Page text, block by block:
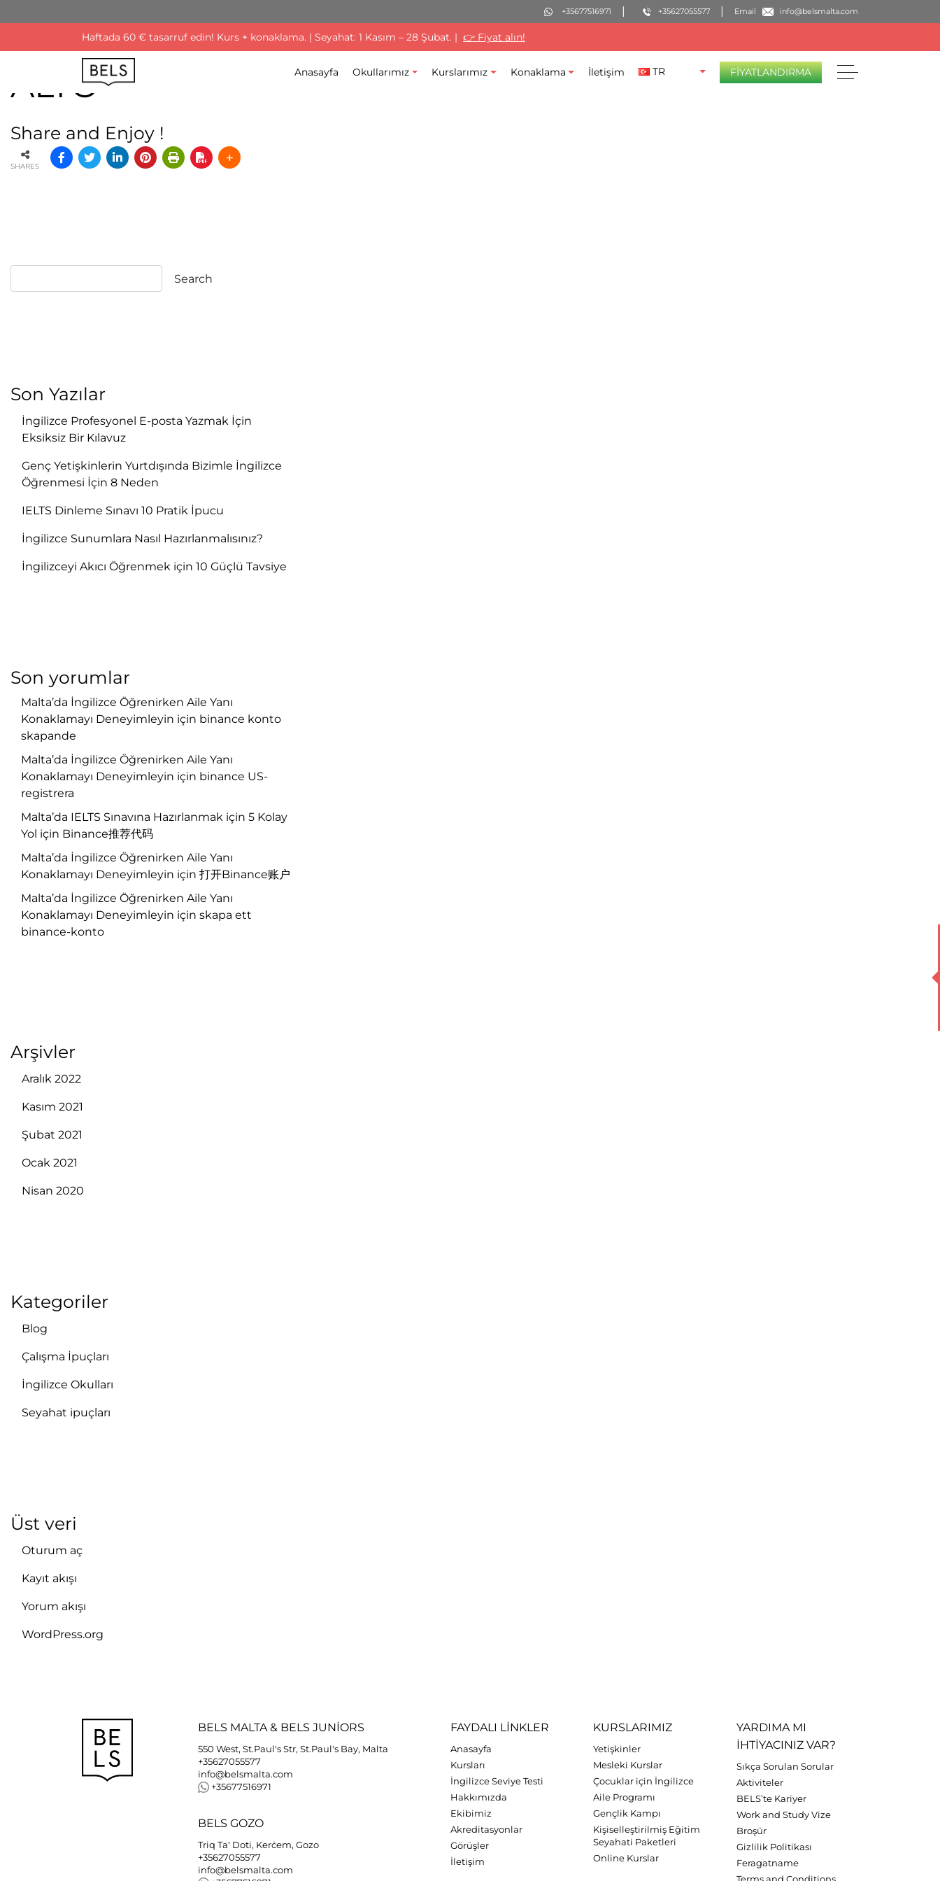
+35677516971 +35627055577 Email info@belsmalta.com
Haftada 60 € tasarruf edin! Kurs + konaklama. | Seyahat: 1 Kasım – 28 Şubat. | 👉 Fiyat alın!
Anasayfa Okullarımız Kurslarımız Konaklama İletişim TR FIYATLANDIRMA
ALTO
Share and Enjoy !
SHARES
Son Yazılar
İngilizce Profesyonel E-posta Yazmak İçin
Eksiksiz Bir Kılavuz
Genç Yetişkinlerin Yurtdışında Bizimle İngilizce
Öğrenmesi İçin 8 Neden
IELTS Dinleme Sınavı 10 Pratik İpucu
İngilizce Sunumlara Nasıl Hazırlanmalısınız?
İngilizceyi Akıcı Öğrenmek için 10 Güçlü Tavsiye
Son yorumlar
Malta’da İngilizce Öğrenirken Aile Yanı
Konaklamayı Deneyimleyin için binance konto
skapande
Malta’da İngilizce Öğrenirken Aile Yanı
Konaklamayı Deneyimleyin için binance US-
registrera
Malta’da IELTS Sınavına Hazırlanmak için 5 Kolay
Yol için Binance推荐代码
Malta’da İngilizce Öğrenirken Aile Yanı
Konaklamayı Deneyimleyin için 打开Binance账户
Malta’da İngilizce Öğrenirken Aile Yanı
Konaklamayı Deneyimleyin için skapa ett
binance-konto
Arşivler
Aralık 2022
Kasım 2021
Şubat 2021
Ocak 2021
Nisan 2020
Kategoriler
Blog
Çalışma İpuçları
İngilizce Okulları
Seyahat ipuçları
Üst veri
Oturum aç
Kayıt akışı
Yorum akışı
WordPress.org
BELS MALTA& BELS JUNIORS
550 West, St.Paul's Str, St.Paul's Bay, Malta
+35627055577
info@belsmalta.com
+35677516971
BELS GOZO
Triq Ta' Doti, Kerċem, Gozo
+35627055577
info@belsmalta.com
FAYDALI LINKLER
Anasayfa
Kursları
İngilizce Seviye Testi
Hakkımızda
Ekibimiz
Akreditasyonlar
Görüşler
İletişim
KURSLARIMIZ
Yetişkinler
Mesleki Kurslar
Çocuklar için İngilizce
Aile Programı
Gençlik Kampı
Kişiselleştirilmiş Eğitim
Seyahati Paketleri
Online Kurslar
YARDIMA MI
IHTIYACINIZ VAR?
Sıkça Sorulan Sorular
Aktiviteler
BELS’te Kariyer
Work and Study Vize
Broşür
Gizlilik Politikası
Feragatname
Terms and Conditions